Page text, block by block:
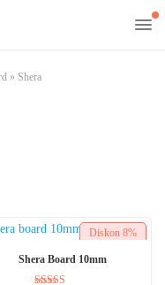
» Shera
Diskon 8%
Shera Board 10mm